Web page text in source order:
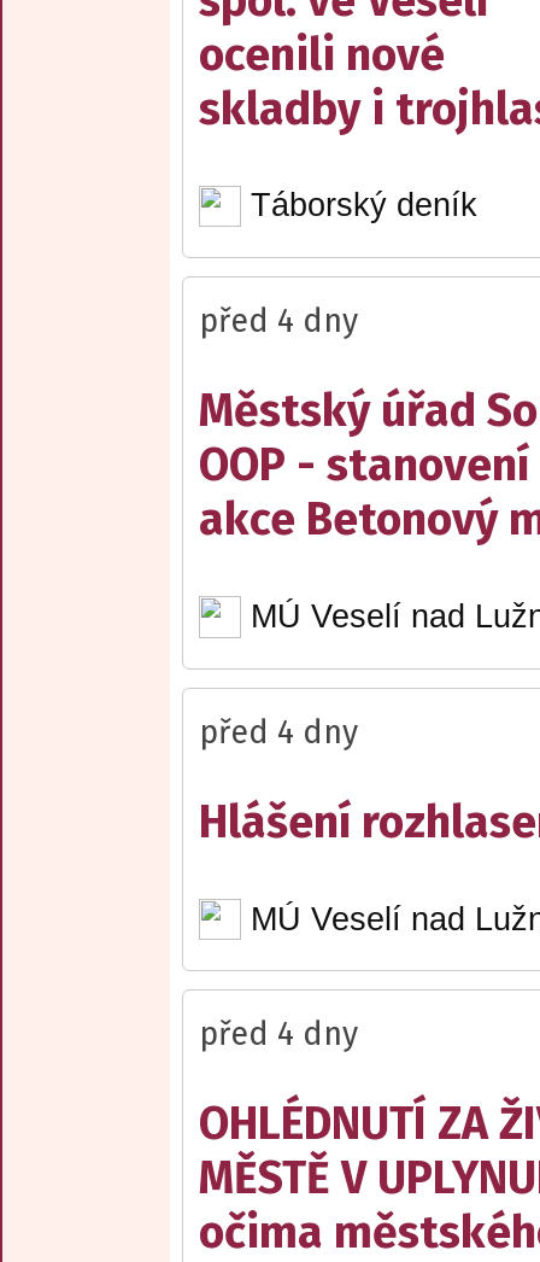
ocenili nové
skladby i
Táborský deník
před 4 dny
Městský úřad
OOP -
akce Betonový
MÚ Veselí nad
před 4 dny
Hlášení
MÚ Veselí nad
před 4 dny
OHLÉDNUTÍ ZA
MĚSTĚ V
očima